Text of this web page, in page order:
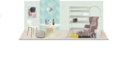
#에르메스
#테이블
#토즈
#패션